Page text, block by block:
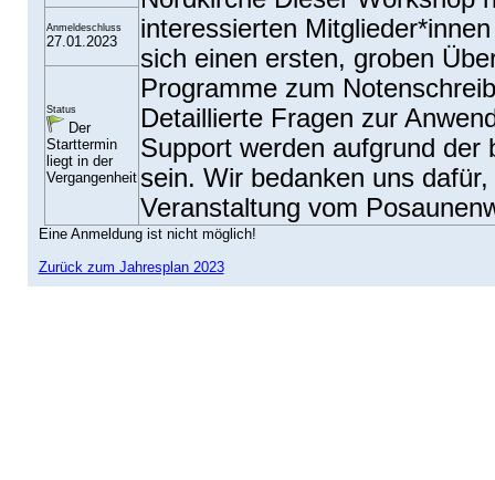
interessierten
sich einen ersten, groben
Programme zum
Detaillierte Fragen zur
Support werden aufgrund der
sein. Wir bedanken uns
Veranstaltung vom
Anmeldeschluss
27.01.2023
Status
Der
Starttermin
liegt in der
Vergangenheit
Eine Anmeldung ist nicht möglich!
Zurück zum Jahresplan 2023